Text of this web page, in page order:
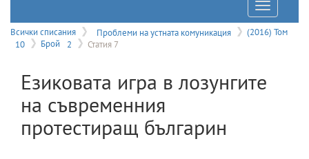
Отваряне
на
Всички списания Проблеми на устната комуникация
(2016) Том
10
Брой 2 Статия 7
Езиковата игра в лозунгите
на съвременния
протестиращ българин